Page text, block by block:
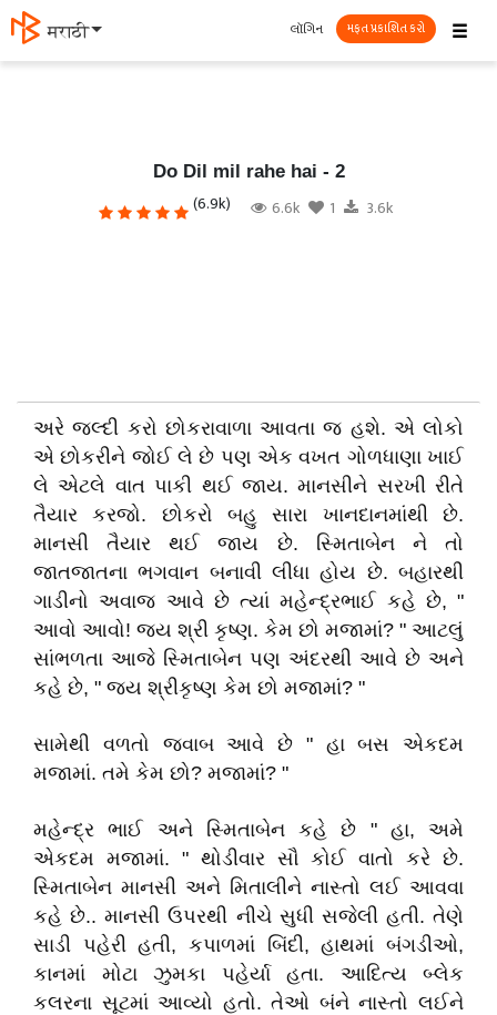
मराठी ☰
લૉગિન મફત પ્રકાશિત કરો
Do Dil mil rahe hai - 2
(6.9k) 6.6k 1 3.6k
અરે જલ્દી કરો છોકરાવાળા આવતા જ હશે. એ લોકો
એ છોકરીને જોઈ લે છે પણ એક વખત ગોળધાણા ખાઈ
લે એટલે વાત પાકી થઈ જાય. માનસીને સરખી રીતે
તૈયાર કરજો. છોકરો બહુ સારા ખાનદાનમાંથી છે.
માનસી તૈયાર થઈ જાય છે. સ્મિતાબેન ને તો
જાતજાતના ભગવાન બનાવી લીધા હોય છે. બહારથી
ગાડીનો અવાજ આવે છે ત્યાં મહેન્દ્રભાઈ કહે છે, "
આવો આવો! જય શ્રી કૃષ્ણ. કેમ છો મજામાં? " આટલું
સાંભળતા આજે સ્મિતાબેન પણ અંદરથી આવે છે અને
કહે છે, " જય શ્રીકૃષ્ણ કેમ છો મજામાં? "
સામેથી વળતો જવાબ આવે છે " હા બસ એકદમ
મજામાં. તમે કેમ છો? મજામાં? "
મહેન્દ્ર ભાઈ અને સ્મિતાબેન કહે છે " હા, અમે
એકદમ મજામાં. " થોડીવાર સૌ કોઈ વાતો કરે છે.
સ્મિતાબેન માનસી અને મિતાલીને નાસ્તો લઈ આવવા
કહે છે.. માનસી ઉપરથી નીચે સુધી સજેલી હતી. તેણે
સાડી પહેરી હતી, કપાળમાં બિંદી, હાથમાં બંગડીઓ,
કાનમાં મોટા ઝુમકા પહેર્યા હતા. આદિત્ય બ્લેક
કલરના સૂટમાં આવ્યો હતો. તેઓ બંને નાસ્તો લઈને